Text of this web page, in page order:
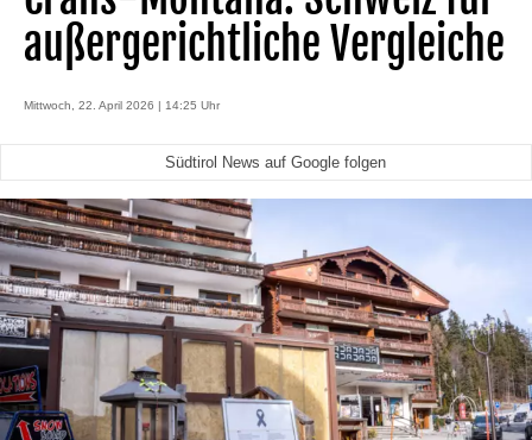
außergerichtliche Vergleiche
Mittwoch, 22. April 2026 | 14:25 Uhr
Südtirol News auf Google folgen